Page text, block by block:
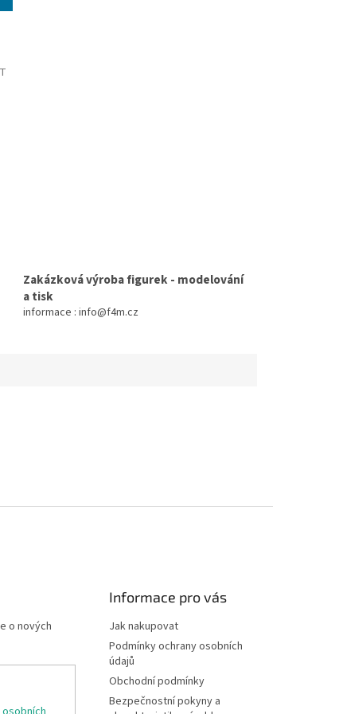
Zakázková výroba figurek - modelování
a tisk
informace : info@f4m.cz
o nových
Informace pro vás
Jak nakupovat
Podmínky ochrany osobních
údajů
Obchodní podmínky
Bezpečnostní pokyny a